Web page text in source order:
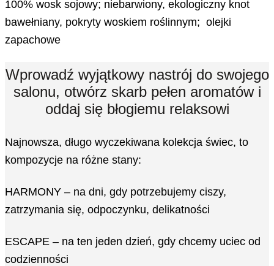
100% wosk sojowy; niebarwiony, ekologiczny knot
bawełniany, pokryty woskiem roślinnym; olejki
zapachowe
Wprowadź wyjątkowy nastrój do swojego
salonu, otwórz skarb pełen aromatów i
oddaj się błogiemu relaksowi
Najnowsza, długo wyczekiwana kolekcja świec, to
kompozycje na różne stany:
HARMONY – na dni, gdy potrzebujemy ciszy,
zatrzymania się, odpoczynku, delikatności
ESCAPE – na ten jeden dzień, gdy chcemy uciec od
codzienności